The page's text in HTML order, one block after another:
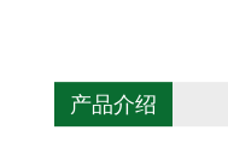
产品介绍